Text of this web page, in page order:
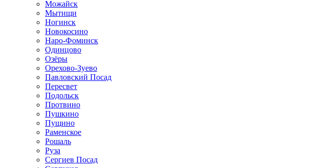
Можайск
Мытищи
Ногинск
Новокосино
Наро-Фоминск
Одинцово
Озёры
Орехово-Зуево
Павловский Посад
Пересвет
Подольск
Протвино
Пушкино
Пущино
Раменское
Рошаль
Руза
Сергиев Посад